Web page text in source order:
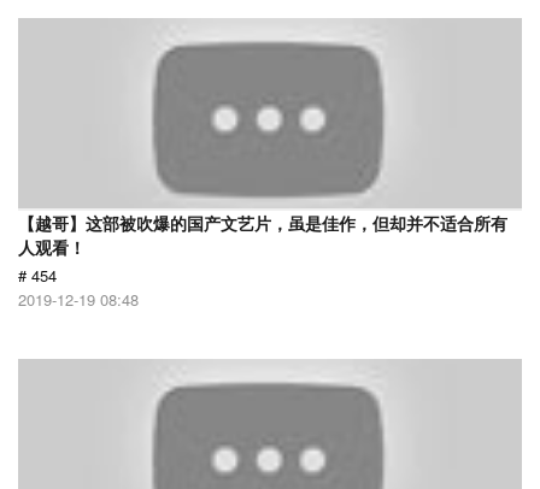
【越哥】这部被吹爆的国产文艺片，虽是佳作，但却并不适合所有
人观看！
# 454
2019-12-19 08:48